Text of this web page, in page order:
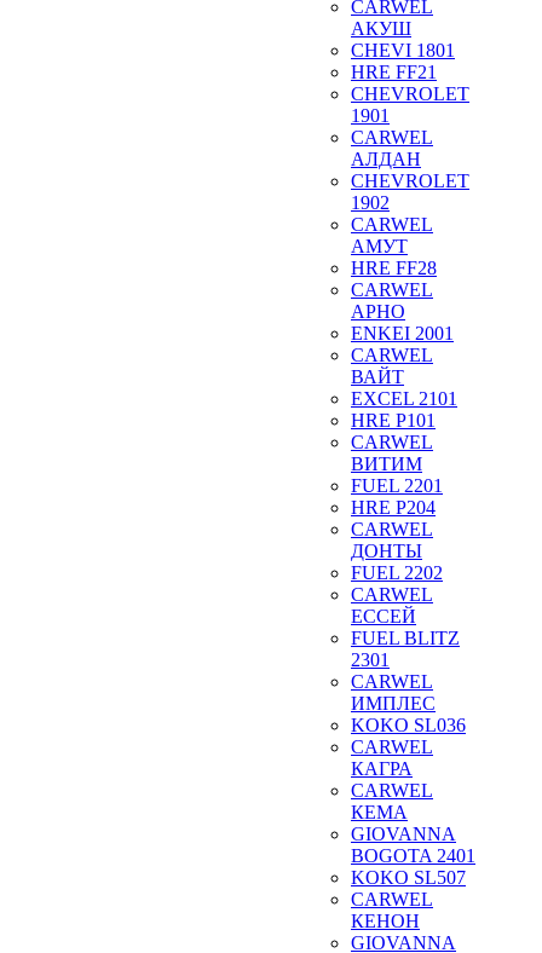
CARWEL
АКУШ
CHEVI 1801
HRE FF21
CHEVROLET
1901
CARWEL
АЛДАН
CHEVROLET
1902
CARWEL
АМУТ
HRE FF28
CARWEL
АРНО
ENKEI 2001
CARWEL
ВАЙТ
EXCEL 2101
HRE P101
CARWEL
ВИТИМ
FUEL 2201
HRE P204
CARWEL
ДОНТЫ
FUEL 2202
CARWEL
ЕССЕЙ
FUEL BLITZ
2301
CARWEL
ИМПЛЕС
KOKO SL036
CARWEL
КАГРА
CARWEL
КЕМА
GIOVANNA
BOGOTA 2401
KOKO SL507
CARWEL
КЕНОН
GIOVANNA